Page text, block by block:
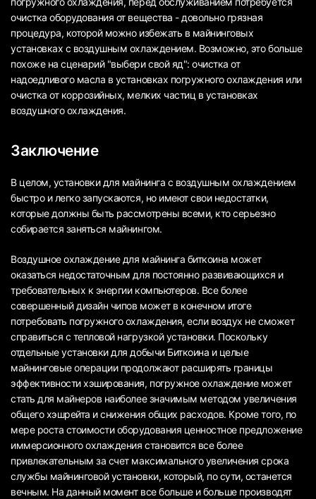
очистка оборудования от вещества - довольно грязная
процедура, которой можно избежать в майнинговых
установках с воздушным охлаждением. Возможно, это больше
похоже на сценарий "выбери свой яд": очистка от
надоедливого масла в установках погружного охлаждения или
очистка от коррозийных, мелких частиц в установках
воздушного охлаждения.
Заключение
В целом, установки для майнинга с воздушным охлаждением
быстро и легко запускаются, но имеют свои недостатки,
которые должны быть рассмотрены всеми, кто серьезно
собирается заняться майнингом.
Воздушное охлаждение для майнинга биткоина может
оказаться недостаточным для постоянно развивающихся и
требовательных к энергии компьютеров. Все более
совершенный дизайн чипов может в конечном итоге
потребовать погружного охлаждения, если воздух не сможет
справиться с тепловой нагрузкой установки. Поскольку
отдельные установки для добычи Биткоина и целые
майнинговые операции продолжают расширять границы
эффективности хэширования, погружное охлаждение может
стать для майнеров наиболее значимым методом увеличения
общего хэшрейта и снижения общих расходов. Кроме того, по
мере роста стоимости оборудования ценностное предложение
иммерсионного охлаждения становится все более
привлекательным за счет максимального увеличения срока
службы майнинговой установки, который, по сути, останется
вечным. На данный момент все больше и больше производят